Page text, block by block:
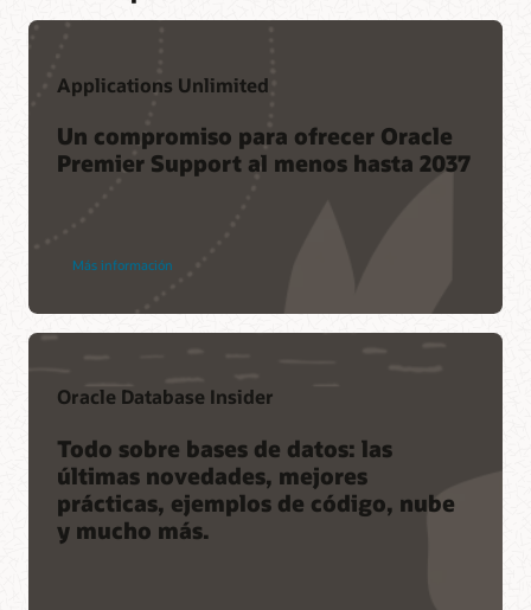
Applications Unlimited
Un compromiso para ofrecer Oracle
Premier Support al menos hasta 2037
Más información
Oracle Database Insider
Todo sobre bases de datos: las
últimas novedades, mejores
prácticas, ejemplos de código, nube
y mucho más.